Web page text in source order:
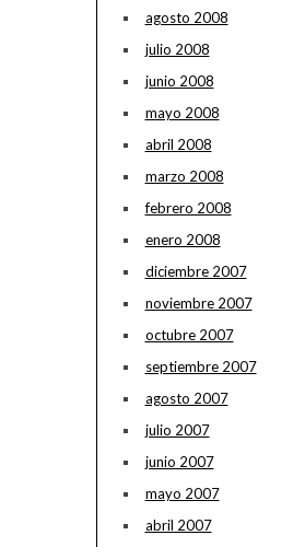
agosto 2008
julio 2008
junio 2008
mayo 2008
abril 2008
marzo 2008
febrero 2008
enero 2008
diciembre 2007
noviembre 2007
octubre 2007
septiembre 2007
agosto 2007
julio 2007
junio 2007
mayo 2007
abril 2007